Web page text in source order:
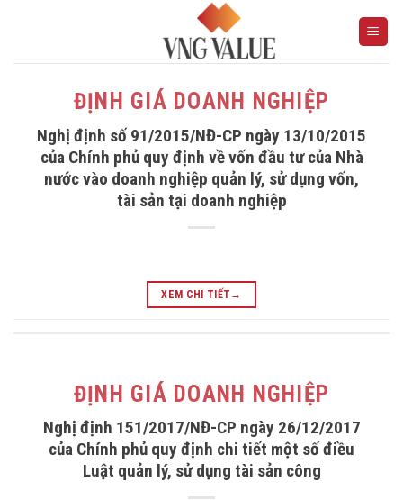
ĐỊNH GIÁ DOANH NGHIỆP
Nghị định số 91/2015/NĐ-CP ngày 13/10/2015
của Chính phủ quy định về vốn đầu tư của Nhà
nước vào doanh nghiệp quản lý, sử dụng vốn,
tài sản tại doanh nghiệp
XEM CHI TIẾT →
ĐỊNH GIÁ DOANH NGHIỆP
Nghị định 151/2017/NĐ-CP ngày 26/12/2017
của Chính phủ quy định chi tiết một số điều
Luật quản lý, sử dụng tài sản công